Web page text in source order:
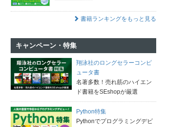
書籍ランキングをもっと見る
キャンペーン・特集
翔泳社のロングセラーコンピ
ュータ書
名著多数！売れ筋のハイエン
ド書籍をSEshopが厳選
Python特集
Pythonでプログラミングデビ